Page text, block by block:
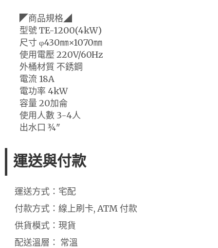
◤商品規格◢
型號 TE-1200(4kW)
尺寸 φ430㎜×1070㎜
使用電壓 220V/60Hz
外桶材質 不銹鋼
電流 18A
電功率 4kW
容量 20加侖
使用人數 3-4人
出水口 ¾"
運送與付款
運送方式：宅配
付款方式：線上刷卡, ATM 付款
供貨模式：現貨
配送溫層： 常溫